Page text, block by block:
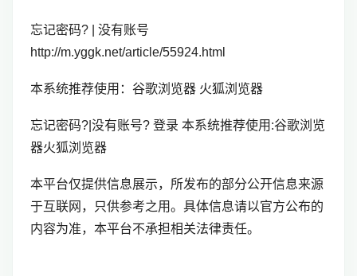
忘记密码? | 没有账号
http://m.yggk.net/article/55924.html
本系统推荐使用：谷歌浏览器 火狐浏览器
忘记密码?|没有账号? 登录 本系统推荐使用:谷歌浏览
器火狐浏览器
本平台仅提供信息展示，所发布的部分公开信息来源
于互联网，只供参考之用。具体信息请以官方公布的
内容为准，本平台不承担相关法律责任。